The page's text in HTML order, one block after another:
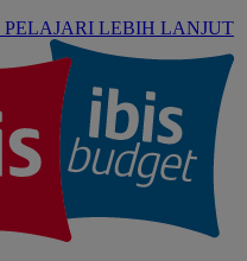
PELAJARI LEBIH LANJUT